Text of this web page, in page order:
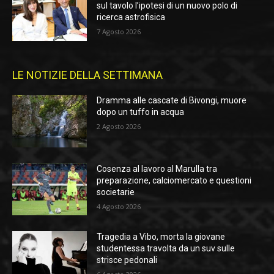
sul tavolo l’ipotesi di un nuovo polo di
ricerca astrofisica
7 Agosto 2026
LE NOTIZIE DELLA SETTIMANA
Dramma alle cascate di Bivongi, muore
dopo un tuffo in acqua
2 Agosto 2026
Cosenza al lavoro al Marulla tra
preparazione, calciomercato e questioni
societarie
4 Agosto 2026
Tragedia a Vibo, morta la giovane
studentessa travolta da un suv sulle
strisce pedonali